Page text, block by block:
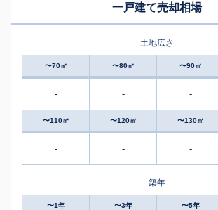
一戸建て売却相場
土地広さ
〜70㎡ 〜80㎡ 〜90㎡
- - -
〜110㎡ 〜120㎡ 〜130㎡
- - -
築年
〜1年 〜3年 〜5年